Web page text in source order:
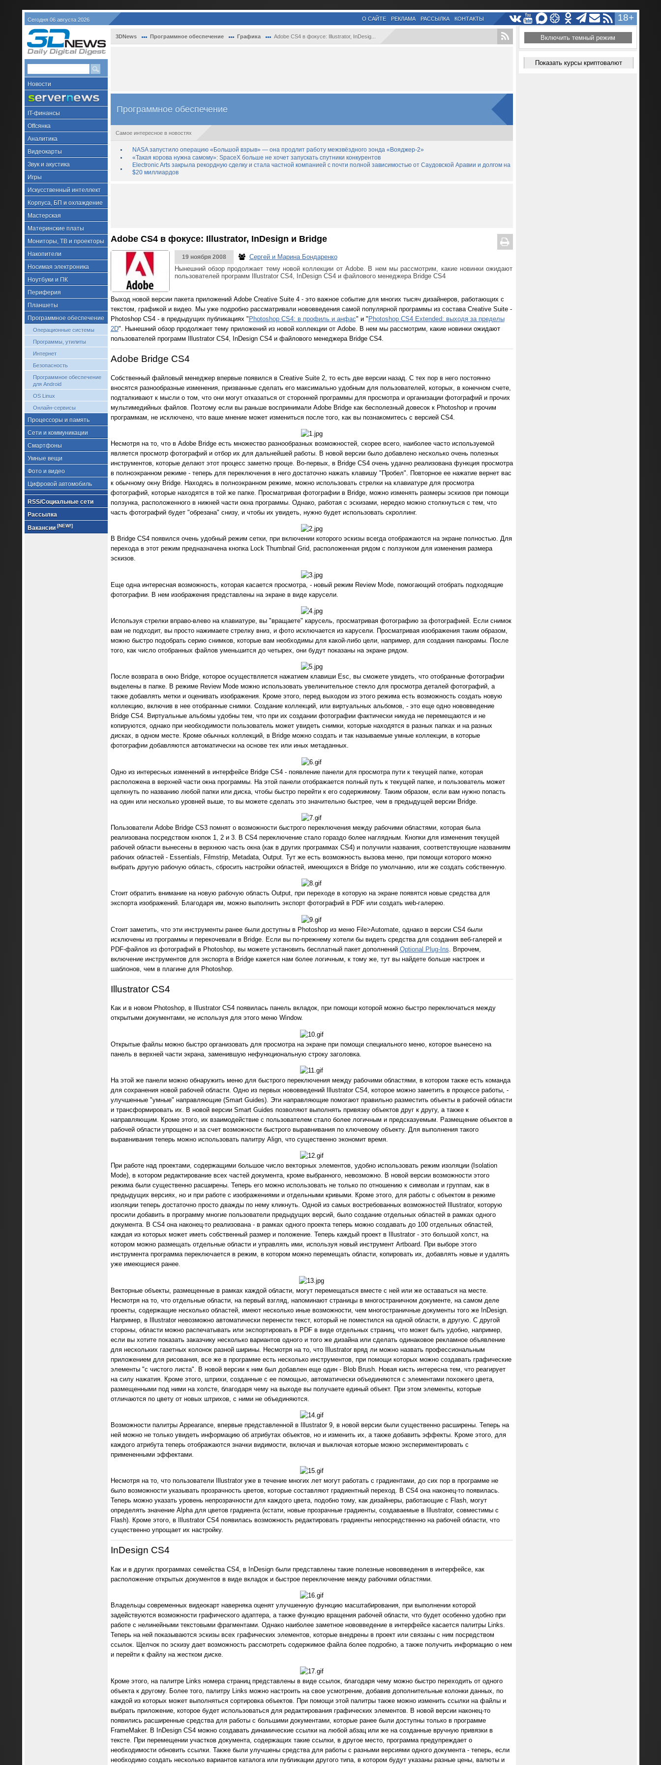
Сегодня 06 августа 2026 18+
О САЙТЕ РЕКЛАМА РАССЫЛКА КОНТАКТЫ
Новости
IT-финансы
Offсянка
Аналитика
Видеокарты
Звук и акустика
Игры
Искусственный интеллект
Корпуса, БП и охлаждение
Мастерская
Материнские платы
Мониторы, ТВ и проекторы
Накопители
Носимая электроника
Ноутбуки и ПК
Периферия
Планшеты
Программное обеспечение
Операционные системы
Программы, утилиты
Интернет
Безопасность
Программное обеспечение
для Android
OS Linux
Онлайн-сервисы
Процессоры и память
Сети и коммуникации
Смартфоны
Умные вещи
Фото и видео
Цифровой автомобиль
RSS/Социальные сети
Рассылка
Вакансии [NEW!]
3DNews Программное обеспечение Графика Adobe CS4 в фокусе: Illustrator, InDesig...
Программное обеспечение
Самое интересное в новостях
NASA запустило операцию «Большой взрыв» — она продлит работу межзвёздного зонда «Вояджер-2»
«Такая корова нужна самому»: SpaceX больше не хочет запускать спутники конкурентов
Electronic Arts закрыла рекордную сделку и стала частной компанией с почти полной зависимостью от Саудовской Аравии и долгом на
$20 миллиардов
Adobe CS4 в фокусе: Illustrator, InDesign и Bridge
19 ноября 2008
Сергей и Марина Бондаренко
Нынешний обзор продолжает тему новой коллекции от Adobe. В нем мы рассмотрим, какие новинки ожидают
пользователей программ Illustrator CS4, InDesign CS4 и файлового менеджера Bridge CS4
Выход новой версии пакета приложений Adobe Creative Suite 4 - это важное событие для многих тысяч дизайнеров, работающих с
текстом, графикой и видео. Мы уже подробно рассматривали нововведения самой популярной программы из состава Creative Suite -
Photoshop CS4 - в предыдущих публикациях " Photoshop CS4: в профиль и анфас" и " Photoshop CS4 Extended: выходя за пределы
2D". Нынешний обзор продолжает тему приложений из новой коллекции от Adobe. В нем мы рассмотрим, какие новинки ожидают
пользователей программ Illustrator CS4, InDesign CS4 и файлового менеджера Bridge CS4.
Adobe Bridge CS4
Собственный файловый менеджер впервые появился в Creative Suite 2, то есть две версии назад. С тех пор в него постоянно
вносятся разнообразные изменения, призванные сделать его максимально удобным для пользователей, которых, в конечном счете,
подталкивают к мысли о том, что они могут отказаться от сторонней программы для просмотра и организации фотографий и прочих
мультимедийных файлов. Поэтому если вы раньше воспринимали Adobe Bridge как бесполезный довесок к Photoshop и прочим
программам, не исключено, что ваше мнение может измениться после того, как вы познакомитесь с версией CS4.
Несмотря на то, что в Adobe Bridge есть множество разнообразных возможностей, скорее всего, наиболее часто используемой
является просмотр фотографий и отбор их для дальнейшей работы. В новой версии было добавлено несколько очень полезных
инструментов, которые делают этот процесс заметно проще. Во-первых, в Bridge CS4 очень удачно реализована функция просмотра
в полноэкранном режиме - теперь для переключения в него достаточно нажать клавишу "Пробел". Повторное ее нажатие вернет вас
к обычному окну Bridge. Находясь в полноэкранном режиме, можно использовать стрелки на клавиатуре для просмотра
фотографий, которые находятся в той же папке. Просматривая фотографии в Bridge, можно изменять размеры эскизов при помощи
ползунка, расположенного в нижней части окна программы. Однако, работая с эскизами, нередко можно столкнуться с тем, что
часть фотографий будет "обрезана" снизу, и чтобы их увидеть, нужно будет использовать скроллинг.
В Bridge CS4 появился очень удобный режим сетки, при включении которого эскизы всегда отображаются на экране полностью. Для
перехода в этот режим предназначена кнопка Lock Thumbnail Grid, расположенная рядом с ползунком для изменения размера
эскизов.
Еще одна интересная возможность, которая касается просмотра, - новый режим Review Mode, помогающий отобрать подходящие
фотографии. В нем изображения представлены на экране в виде карусели.
Используя стрелки вправо-влево на клавиатуре, вы "вращаете" карусель, просматривая фотографию за фотографией. Если снимок
вам не подходит, вы просто нажимаете стрелку вниз, и фото исключается из карусели. Просматривая изображения таким образом,
можно быстро подобрать серию снимков, которые вам необходимы для какой-либо цели, например, для создания панорамы. После
того, как число отобранных файлов уменьшится до четырех, они будут показаны на экране рядом.
После возврата в окно Bridge, которое осуществляется нажатием клавиши Esc, вы сможете увидеть, что отобранные фотографии
выделены в папке. В режиме Review Mode можно использовать увеличительное стекло для просмотра деталей фотографий, а
также добавлять метки и оценивать изображения. Кроме этого, перед выходом из этого режима есть возможность создать новую
коллекцию, включив в нее отобранные снимки. Создание коллекций, или виртуальных альбомов, - это еще одно нововведение
Bridge CS4. Виртуальные альбомы удобны тем, что при их создании фотографии фактически никуда не перемещаются и не
копируются, однако при необходимости пользователь может увидеть снимки, которые находятся в разных папках и на разных
дисках, в одном месте. Кроме обычных коллекций, в Bridge можно создать и так называемые умные коллекции, в которые
фотографии добавляются автоматически на основе тех или иных метаданных.
Одно из интересных изменений в интерфейсе Bridge CS4 - появление панели для просмотра пути к текущей папке, которая
расположена в верхней части окна программы. На этой панели отображается полный путь к текущей папке, и пользователь может
щелкнуть по названию любой папки или диска, чтобы быстро перейти к его содержимому. Таким образом, если вам нужно попасть
на один или несколько уровней выше, то вы можете сделать это значительно быстрее, чем в предыдущей версии Bridge.
Пользователи Adobe Bridge CS3 помнят о возможности быстрого переключения между рабочими областями, которая была
реализована посредством кнопок 1, 2 и 3. В CS4 переключение стало гораздо более наглядным. Кнопки для изменения текущей
рабочей области вынесены в верхнюю часть окна (как в других программах CS4) и получили названия, соответствующие названиям
рабочих областей - Essentials, Filmstrip, Metadata, Output. Тут же есть возможность вызова меню, при помощи которого можно
выбрать другую рабочую область, сбросить настройки областей, имеющихся в Bridge по умолчанию, или же создать собственную.
Стоит обратить внимание на новую рабочую область Output, при переходе в которую на экране появятся новые средства для
экспорта изображений. Благодаря им, можно выполнить экспорт фотографий в PDF или создать web-галерею.
Стоит заметить, что эти инструменты ранее были доступны в Photoshop из меню File>Automate, однако в версии CS4 были
исключены из программы и перекочевали в Bridge. Если вы по-прежнему хотели бы видеть средства для создания веб-галерей и
PDF-файлов из фотографий в Photoshop, вы можете установить бесплатный пакет дополнений Optional Plug-Ins . Впрочем,
включение инструментов для экспорта в Bridge кажется нам более логичным, к тому же, тут вы найдете больше настроек и
шаблонов, чем в плагине для Photoshop.
Illustrator CS4
Как и в новом Photoshop, в Illustrator CS4 появилась панель вкладок, при помощи которой можно быстро переключаться между
открытыми документами, не используя для этого меню Window.
Открытые файлы можно быстро организовать для просмотра на экране при помощи специального меню, которое вынесено на
панель в верхней части экрана, заменившую нефункциональную строку заголовка.
На этой же панели можно обнаружить меню для быстрого переключения между рабочими областями, в котором также есть команда
для сохранения новой рабочей области. Одно из первых нововведений Illustrator CS4, которое можно заметить в процессе работы, -
улучшенные "умные" направляющие (Smart Guides). Эти направляющие помогают правильно разместить объекты в рабочей области
и трансформировать их. В новой версии Smart Guides позволяют выполнять привязку объектов друг к другу, а также к
направляющим. Кроме этого, их взаимодействие с пользователем стало более логичным и предсказуемым. Размещение объектов в
рабочей области упрощено и за счет возможности быстрого выравнивания по ключевому объекту. Для выполнения такого
выравнивания теперь можно использовать палитру Align, что существенно экономит время.
При работе над проектами, содержащими большое число векторных элементов, удобно использовать режим изоляции (Isolation
Mode), в котором редактирование всех частей документа, кроме выбранного, невозможно. В новой версии возможности этого
режима были существенно расширены. Теперь его можно использовать не только по отношению к символам и группам, как в
предыдущих версиях, но и при работе с изображениями и отдельными кривыми. Кроме этого, для работы с объектом в режиме
изоляции теперь достаточно просто дважды по нему кликнуть. Одной из самых востребованных возможностей Illustrator, которую
просили добавить в программу многие пользователи предыдущих версий, было создание отдельных областей в рамках одного
документа. В CS4 она наконец-то реализована - в рамках одного проекта теперь можно создавать до 100 отдельных областей,
каждая из которых может иметь собственный размер и положение. Теперь каждый проект в Illustrator - это большой холст, на
котором можно размещать отдельные области и управлять ими, используя новый инструмент Artboard. При выборе этого
инструмента программа переключается в режим, в котором можно перемещать области, копировать их, добавлять новые и удалять
уже имеющиеся ранее.
Векторные объекты, размещенные в рамках каждой области, могут перемещаться вместе с ней или же оставаться на месте.
Несмотря на то, что отдельные области, на первый взгляд, напоминают страницы в многостраничном документе, на самом деле
проекты, содержащие несколько областей, имеют несколько иные возможности, чем многостраничные документы того же InDesign.
Например, в Illustrator невозможно автоматически перенести текст, который не поместился на одной области, в другую. С другой
стороны, области можно распечатывать или экспортировать в PDF в виде отдельных страниц, что может быть удобно, например,
если вы хотите показать заказчику несколько вариантов одного и того же дизайна или сделать одинаковое рекламное объявление
для нескольких газетных колонок разной ширины. Несмотря на то, что Illustrator вряд ли можно назвать профессиональным
приложением для рисования, все же в программе есть несколько инструментов, при помощи которых можно создавать графические
элементы "с чистого листа". В новой версии к ним был добавлен еще один - Blob Brush. Новая кисть интересна тем, что реагирует
на силу нажатия. Кроме этого, штрихи, созданные с ее помощью, автоматически объединяются с элементами похожего цвета,
размещенными под ними на холсте, благодаря чему на выходе вы получаете единый объект. При этом элементы, которые
отличаются по цвету от новых штрихов, с ними не объединяются.
Возможности палитры Appearance, впервые представленной в Illustrator 9, в новой версии были существенно расширены. Теперь на
ней можно не только увидеть информацию об атрибутах объектов, но и изменить их, а также добавить эффекты. Кроме этого, для
каждого атрибута теперь отображаются значки видимости, включая и выключая которые можно экспериментировать с
примененными эффектами.
Несмотря на то, что пользователи Illustrator уже в течение многих лет могут работать с градиентами, до сих пор в программе не
было возможности указывать прозрачность цветов, которые составляют градиентный переход. В CS4 она наконец-то появилась.
Теперь можно указать уровень непрозрачности для каждого цвета, подобно тому, как дизайнеры, работающие с Flash, могут
определять значение Alpha для цветов градиента (кстати, новые прозрачные градиенты, создаваемые в Illustrator, совместимы с
Flash). Кроме этого, в Illustrator CS4 появилась возможность редактировать градиенты непосредственно на рабочей области, что
существенно упрощает их настройку.
InDesign CS4
Как и в других программах семейства CS4, в InDesign были представлены такие полезные нововведения в интерфейсе, как
расположение открытых документов в виде вкладок и быстрое переключение между рабочими областями.
Владельцы современных видеокарт наверняка оценят улучшенную функцию масштабирования, при выполнении которой
задействуются возможности графического адаптера, а также функцию вращения рабочей области, что будет особенно удобно при
работе с нелинейными текстовыми фрагментами. Однако наиболее заметное нововведение в интерфейсе касается палитры Links.
Теперь на ней показываются эскизы всех графических элементов, которые внедрены в проект или связаны с ним посредством
ссылок. Щелчок по эскизу дает возможность рассмотреть содержимое файла более подробно, а также получить информацию о нем
и перейти к файлу на жестком диске.
Кроме этого, на палитре Links номера страниц представлены в виде ссылок, благодаря чему можно быстро переходить от одного
объекта к другому. Более того, палитру Links можно настроить на свое усмотрение, добавив дополнительные колонки данных, по
каждой из которых может выполняться сортировка объектов. При помощи этой палитры также можно изменить ссылки на файлы и
выбрать приложение, которое будет использоваться для редактирования графических элементов. В новой версии наконец-то
появились расширенные средства для работы с большими документами, которые ранее были доступны только в программе
FrameMaker. В InDesign CS4 можно создавать динамические ссылки на любой абзац или же на созданные вручную привязки в
тексте. При перемещении участков документа, содержащих такие ссылки, в другое место, программа предупреждает о
необходимости обновить ссылки. Также были улучшены средства для работы с разными версиями одного документа - теперь, если
необходимо создать несколько вариантов каталога или публикации другого типа, в котором будут указаны разные цены, валюты и
Включить темный режим
Показать курсы криптовалют